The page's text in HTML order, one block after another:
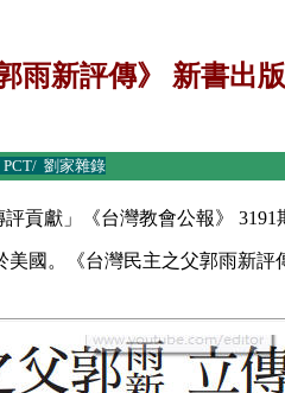
雨新評傳》 新書出版
PCT/ 劉家雜錄
獻」《台灣教會公報》 3191
國。《台灣民主之父郭雨新